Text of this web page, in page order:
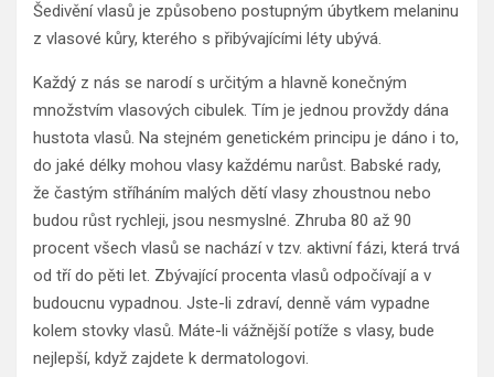
Šedivění vlasů je způsobeno postupným úbytkem melaninu
z vlasové kůry, kterého s přibývajícími léty ubývá.
Každý z nás se narodí s určitým a hlavně konečným
množstvím vlasových cibulek. Tím je jednou provždy dána
hustota vlasů. Na stejném genetickém principu je dáno i to,
do jaké délky mohou vlasy každému narůst. Babské rady,
že častým stříháním malých dětí vlasy zhoustnou nebo
budou růst rychleji, jsou nesmyslné. Zhruba 80 až 90
procent všech vlasů se nachází v tzv. aktivní fázi, která trvá
od tří do pěti let. Zbývající procenta vlasů odpočívají a v
budoucnu vypadnou. Jste-li zdraví, denně vám vypadne
kolem stovky vlasů. Máte-li vážnější potíže s vlasy, bude
nejlepší, když zajdete k dermatologovi.